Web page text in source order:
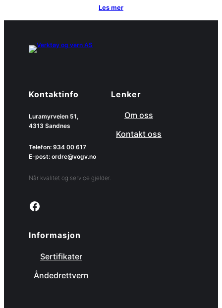
Les mer
Kontaktinfo
Luramyrveien 51,
4313 Sandnes
Telefon: 934 00 617
E-post: ordre@vogv.no
Når kvalitet og service gjelder.
Link to facebook page
Lenker
Om oss
Kontakt oss
Informasjon
Sertifikater
Åndedrettvern